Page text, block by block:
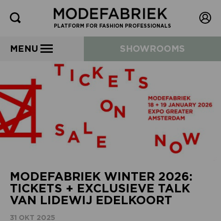
PLATFORM FOR FASHION PROFESSIONALS
MENU SHOWROOMS
MODEFABRIEK WINTER 2026:
TICKETS + EXCLUSIEVE TALK
VAN LIDEWIJ EDELKOORT
31 OKT 2025